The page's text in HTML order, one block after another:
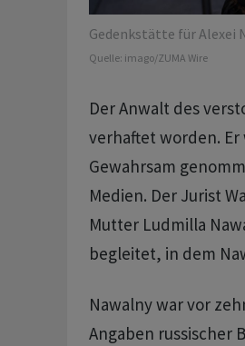
Gedenkstätte für Alexei
Quelle: imago/ZUMA Wire
Der Anwalt des
verhaftet worden. Er
Gewahrsam
Medien. Der Jurist
Mutter Ludmilla
begleitet, in dem
Nawalny war vor
Angaben russischer